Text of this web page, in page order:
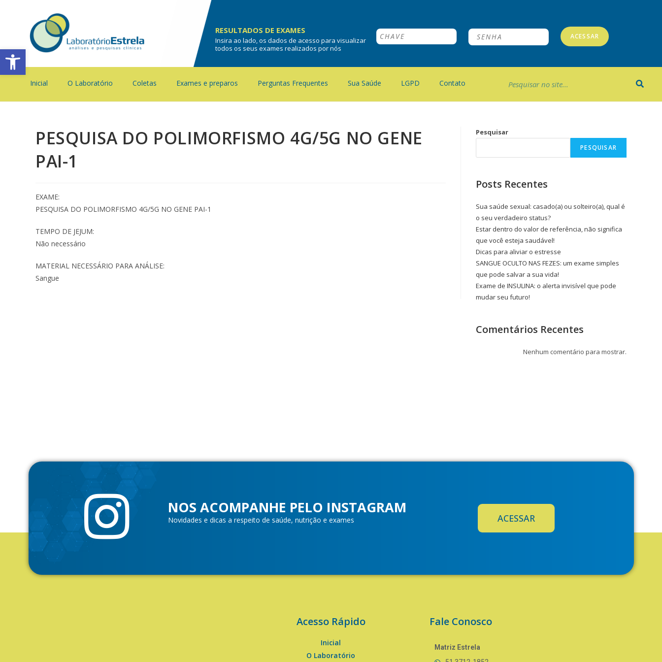
Barra de Ferramentas Aberta
RESULTADOS DE EXAMES
Insira ao lado, os dados de acesso para visualizar
todos os seus exames realizados por nós
ACESSAR
Inicial O Laboratório Coletas Exames e preparos Perguntas Frequentes Sua Saúde LGPD Contato
PESQUISA DO POLIMORFISMO 4G/5G NO GENE
PAI-1
EXAME:
PESQUISA DO POLIMORFISMO 4G/5G NO GENE PAI-1
TEMPO DE JEJUM:
Não necessário
MATERIAL NECESSÁRIO PARA ANÁLISE:
Sangue
Pesquisar
PESQUISAR
Posts Recentes
Sua saúde sexual: casado(a) ou solteiro(a), qual é
o seu verdadeiro status?
Estar dentro do valor de referência, não significa
que você esteja saudável!
Dicas para aliviar o estresse
SANGUE OCULTO NAS FEZES: um exame simples
que pode salvar a sua vida!
Exame de INSULINA: o alerta invisível que pode
mudar seu futuro!
Comentários Recentes
Nenhum comentário para mostrar.
NOS ACOMPANHE PELO INSTAGRAM
Novidades e dicas a respeito de saúde, nutrição e exames ACESSAR
Acesso Rápido
Inicial
O Laboratório
Fale Conosco
Matriz Estrela